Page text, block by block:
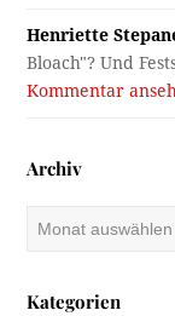
Henriette
Bloach"? Und
Kommentar
Archiv
Kategorien